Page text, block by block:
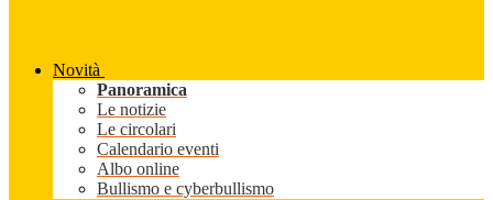
Novità
Panoramica
Le notizie
Le circolari
Calendario eventi
Albo online
Bullismo e cyberbullismo